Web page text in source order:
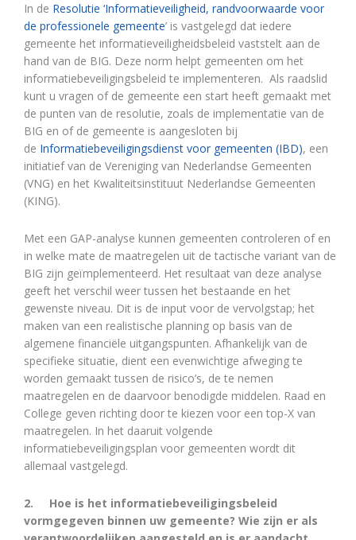
In de Resolutie ‘Informatieveiligheid, randvoorwaarde voor
de professionele gemeente’ is vastgelegd dat iedere
gemeente het informatieveiligheidsbeleid vaststelt aan de
hand van de BIG. Deze norm helpt gemeenten om het
informatiebeveiligingsbeleid te implementeren. Als raadslid
kunt u vragen of de gemeente een start heeft gemaakt met
de punten van de resolutie, zoals de implementatie van de
BIG en of de gemeente is aangesloten bij
de Informatiebeveiligingsdienst voor gemeenten (IBD), een
initiatief van de Vereniging van Nederlandse Gemeenten
(VNG) en het Kwaliteitsinstituut Nederlandse Gemeenten
(KING).
Met een GAP-analyse kunnen gemeenten controleren of en
in welke mate de maatregelen uit de tactische variant van de
BIG zijn geïmplementeerd. Het resultaat van deze analyse
geeft het verschil weer tussen het bestaande en het
gewenste niveau. Dit is de input voor de vervolgstap; het
maken van een realistische planning op basis van de
algemene financiële uitgangspunten. Afhankelijk van de
specifieke situatie, dient een evenwichtige afweging te
worden gemaakt tussen de risico’s, de te nemen
maatregelen en de daarvoor benodigde middelen. Raad en
College geven richting door te kiezen voor een top-X van
maatregelen. In het daaruit volgende
informatiebeveiligingsplan voor gemeenten wordt dit
allemaal vastgelegd.
2. Hoe is het informatiebeveiligingsbeleid
vormgegeven binnen uw gemeente? Wie zijn er als